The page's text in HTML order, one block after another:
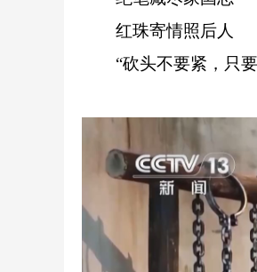
红珠寄情照后人
“砍头不要紧，只要